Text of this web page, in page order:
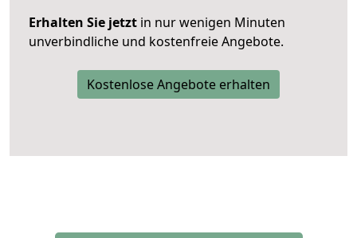
Erhalten Sie jetzt in nur wenigen Minuten
unverbindliche und kostenfreie Angebote.
Kostenlose Angebote erhalten